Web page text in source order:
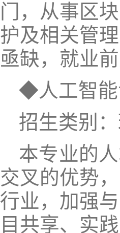
门，从事区
护及相关管
亟缺，就业
◆人工智
招生类别
本专业的
交叉的优势
行业，加强
目共享、实